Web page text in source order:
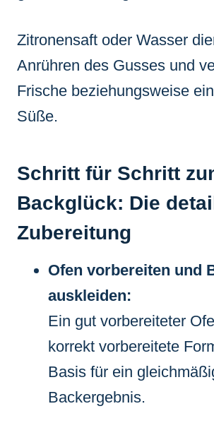
Zitronensaft oder Wasser
Anrühren des Gusses und
Frische beziehungsweise
Süße.
Schritt für Schritt
Backglück: Die
Zubereitung
Ofen vorbereiten und
auskleiden:
Ein gut vorbereiteter
korrekt vorbereitete
Basis für ein
Backergebnis.